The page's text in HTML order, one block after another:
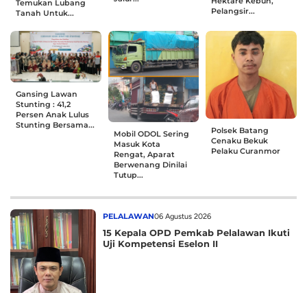
Temukan Lubang
Tanah Untuk...
Pelangsir...
Gansing Lawan
Stunting : 41,2
Persen Anak Lulus
Stunting Bersama...
Mobil ODOL Sering
Masuk Kota
Rengat, Aparat
Berwenang Dinilai
Tutup...
Polsek Batang
Cenaku Bekuk
Pelaku Curanmor
PELALAWAN06 Agustus 2026
15 Kepala OPD Pemkab Pelalawan Ikuti
Uji Kompetensi Eselon II